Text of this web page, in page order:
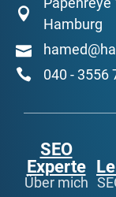
Hamburg
040 - 3556
SEO
Experte
Über mich